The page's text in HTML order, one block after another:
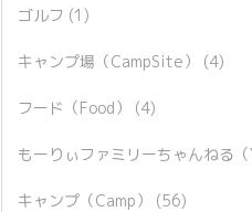
ゴルフ (1)
キャンプ場（CampSite） (4)
フード（Food） (4)
もーりぃファミリーちゃんねる（
キャンプ（Camp） (56)